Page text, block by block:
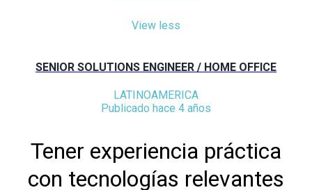
View less
SENIOR SOLUTIONS ENGINEER / HOME OFFICE
LATINOAMERICA
Publicado hace 4 años
Tener experiencia práctica
con tecnologías relevantes